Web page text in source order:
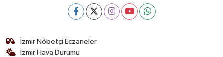
İzmir Nöbetçi Eczaneler
İzmir Hava Durumu